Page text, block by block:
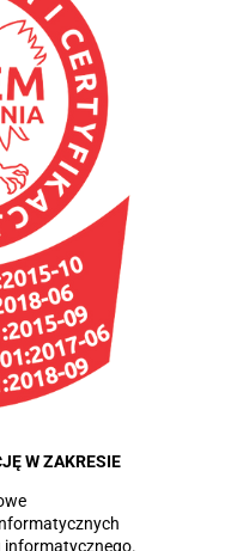
W ZAKRESIE
informatycznego.